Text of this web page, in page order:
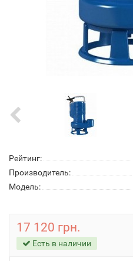
Рейтинг:
Производитель:
Модель:
17 120 грн.
Есть в наличии